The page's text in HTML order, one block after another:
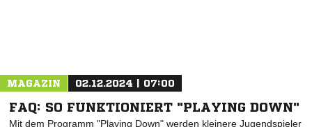
MAGAZIN 02.12.2024 | 07:00
FAQ: SO FUNKTIONIERT "PLAYING DOWN"
Mit dem Programm "Playing Down" werden kleinere Jugendspieler